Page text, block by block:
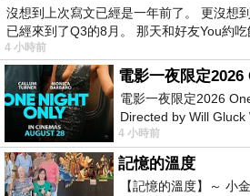
沒想到上次寫文已經是一年前了。 更沒想
已經來到了Q3的8月。 那天和好友You約
4 小時前
電影一夜限定2026
Directed by Will
Starring Monica
4 小時前
記憶的溫度
【記憶的溫度】～ 小